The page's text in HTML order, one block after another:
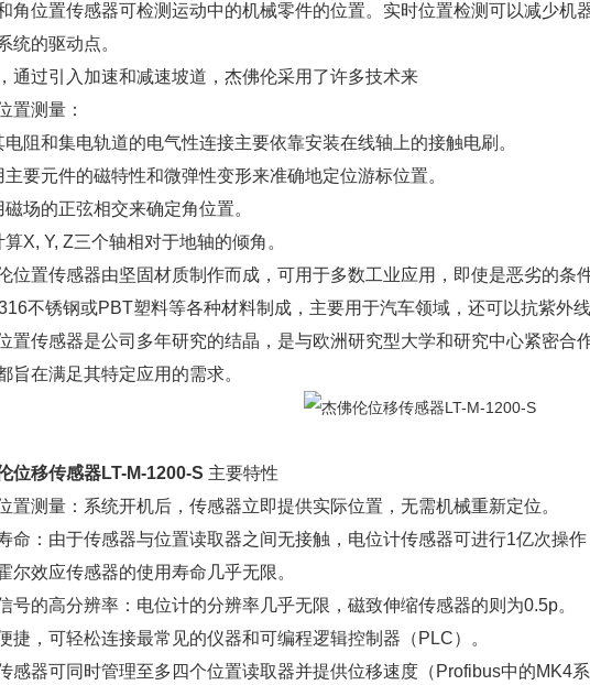
角位置传感器可检测运动中的机械零件的位置。实时位置检测可以减少机
统的驱动点。
通过引入加速和减速坡道，杰佛伦采用了许多技术来
置测量：
电阻和集电轨道的电气性连接主要依靠安装在线轴上的接触电刷。
主要元件的磁特性和微弹性变形来准确地定位游标位置。
磁场的正弦相交来确定角位置。
算X, Y, Z三个轴相对于地轴的倾角。
位置传感器由坚固材质制作而成，可用于多数工业应用，即使是恶劣的条
不锈钢或PBT塑料等各种材料制成，主要用于汽车领域，还可以抗紫外
置传感器是公司多年研究的结晶，是与欧洲研究型大学和研究中心紧密合
旨在满足其特定应用的需求。
位移传感器LT-M-1200-S 主要特性
置测量：系统开机后，传感器立即提供实际位置，无需机械重新定位。
命：由于传感器与位置读取器之间无接触，电位计传感器可进行1亿次操
尔效应传感器的使用寿命几乎无限。
号的高分辨率：电位计的分辨率几乎无限，磁致伸缩传感器的则为0.5p。
捷，可轻松连接最常见的仪器和可编程逻辑控制器（PLC）。
感器可同时管理至多四个位置读取器并提供位移速度（Profibus中的MK4系